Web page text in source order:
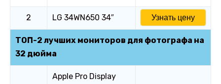
2 LG 34WN650 34″ Узнать цену
ТОП-2 лучших мониторов для фотографа на
32 дюйма
Apple Pro Display